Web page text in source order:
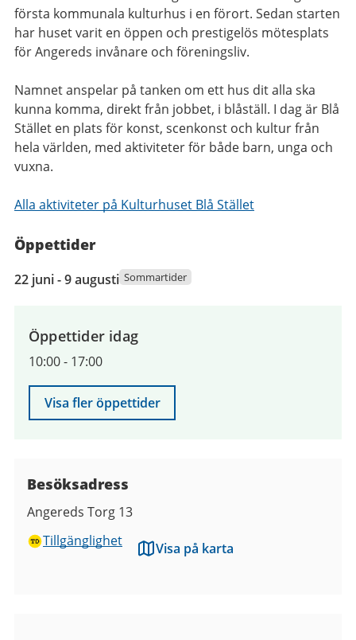
första kommunala kulturhus i en förort. Sedan starten
har huset varit en öppen och prestigelös mötesplats
för Angereds invånare och föreningsliv.
Namnet anspelar på tanken om ett hus dit alla ska
kunna komma, direkt från jobbet, i blåställ. I dag är Blå
Stället en plats för konst, scenkonst och kultur från
hela världen, med aktiviteter för både barn, unga och
vuxna.
Alla aktiviteter på Kulturhuset Blå Stället
Öppettider
22
juni
augusti
2026
22 juni - 9 augusti Sommartider
Öppettider idag
10:00- 17:00
Visa fler öppettider
Besöksadress
Angereds Torg 13
Tillgänglighet
Visa på karta